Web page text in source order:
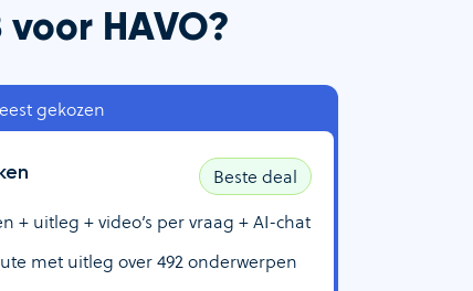
HAVO?
gekozen
Beste deal
+ uitleg + video’s per vraag + AI-chat
met uitleg over492onderwerpen